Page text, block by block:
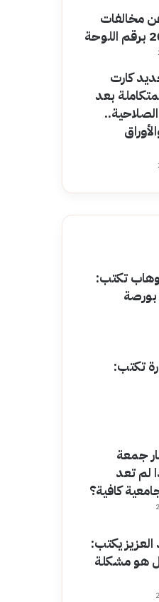
مخالفات
كارت
بعد
تكتب:
بورصة
تكتب:
جمعة
لم تعد
كافية؟
يكتب:
هو مشكلة